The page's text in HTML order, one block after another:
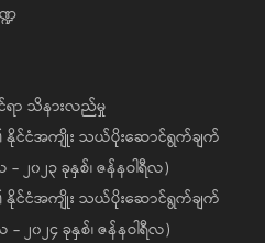
ဍ
ာ သိနားလည်မှု
နိုင်ငံအကျိုး သယ်ပိုးဆောင်ရွက်ချက်
- ၂၀၂၃ ခုနှစ်၊ ဇန်နဝါရီလ)
နိုင်ငံအကျိုး သယ်ပိုးဆောင်ရွက်ချက်
- ၂၀၂၄ ခုနှစ်၊ ဇန်နဝါရီလ)